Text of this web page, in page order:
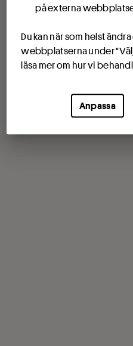
på externa
Du kan när som helst
webbplatserna under
läsa mer om hur vi
Anpassa